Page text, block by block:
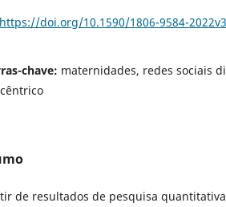
https://doi.org/10.1590/1806-9584-
chave: maternidades, redes sociais
de resultados de pesquisa